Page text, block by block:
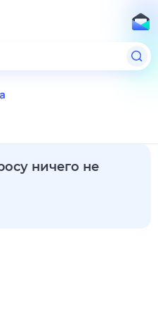
ничего не